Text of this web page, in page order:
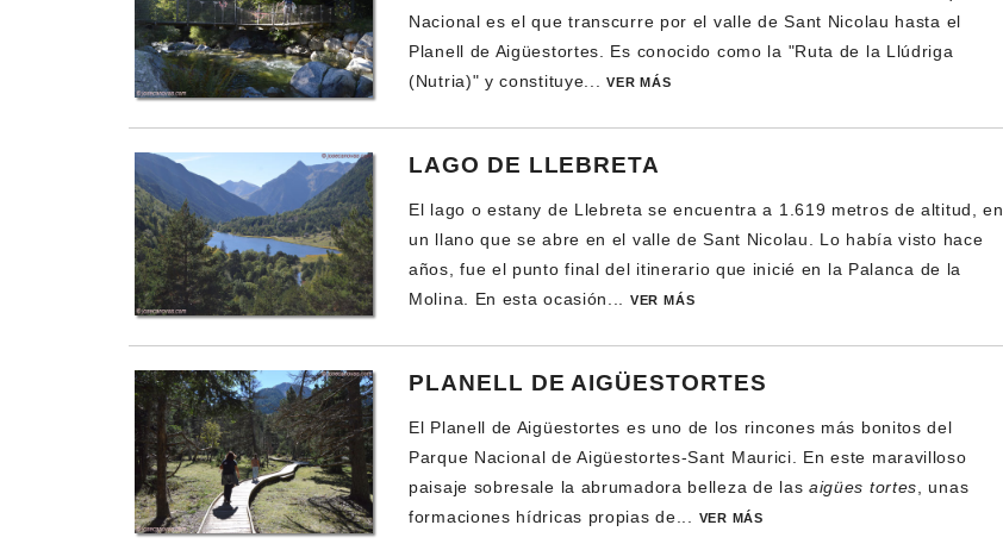
Nacional es el que transcurre por el valle de Sant Nicolau hasta el
Planell de Aigüestortes. Es conocido como la "Ruta de la Llúdriga
(Nutria)" y constituye...VER MÁS
LAGO DE LLEBRETA
El lago o estany de Llebreta se encuentra a 1.619 metros de altitud, en
un llano que se abre en el valle de Sant Nicolau. Lo había visto hace
años, fue el punto final del itinerario que inicié en la Palanca de la
Molina. En esta ocasión... VER MÁS
PLANELL DE AIGÜESTORTES
El Planell de Aigüestortes es uno de los rincones más bonitos del
Parque Nacional de Aigüestortes-Sant Maurici. En este maravilloso
paisaje sobresale la abrumadora belleza de las aigües tortes, unas
formaciones hídricas propias de... VER MÁS